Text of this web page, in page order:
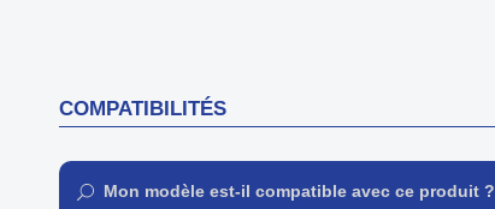
COMPATIBILITÉS
Mon modèle est-il compatible avec ce produit ?